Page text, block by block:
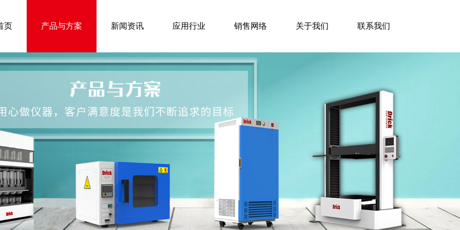
页 产品与方案 新闻资讯 应用行业 销售网络 关于我们 联系我们